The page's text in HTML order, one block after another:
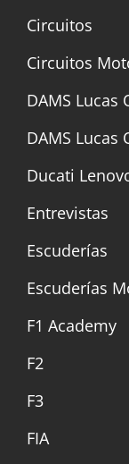
Circuitos
Circuitos
DAMS Lucas
DAMS Lucas
Ducati
Entrevistas
Escuderías
Escuderías
F1 Academy
F2
F3
FIA